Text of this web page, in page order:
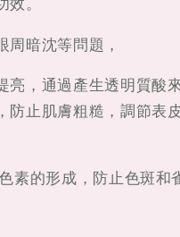
。
周暗沈等問題，
，通過產生透明質酸
防止肌膚粗糙，調節表
素的形成，防止色斑和